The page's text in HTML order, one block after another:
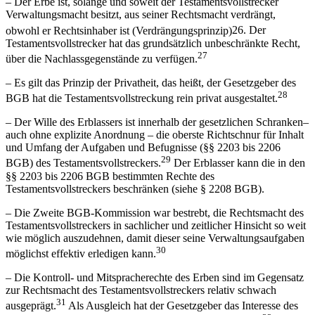
Verwaltungsmacht besitzt, aus seiner Rechtsmacht verdrängt,
obwohl er Rechtsinhaber ist (Verdrängungsprinzip)26. Der
Testamentsvollstrecker hat das grundsätzlich unbeschränkte Recht,
über die Nachlassgegenstände zu verfügen.27
– Es gilt das Prinzip der Privatheit, das heißt, der Gesetzgeber des
BGB hat die Testamentsvollstreckung rein privat ausgestaltet.28
– Der Wille des Erblassers ist innerhalb der gesetzlichen Schranken–
auch ohne explizite Anordnung – die oberste Richtschnur für Inhalt
und Umfang der Aufgaben und Befugnisse (§§ 2203 bis 2206
BGB) des Testamentsvollstreckers.29 Der Erblasser kann die in den
§§ 2203 bis 2206 BGB bestimmten Rechte des
Testamentsvollstreckers beschränken (siehe § 2208 BGB).
– Die Zweite BGB-Kommission war bestrebt, die Rechtsmacht des
Testamentsvollstreckers in sachlicher und zeitlicher Hinsicht so weit
wie möglich auszudehnen, damit dieser seine Verwaltungsaufgaben
möglichst effektiv erledigen kann.30
– Die Kontroll- und Mitspracherechte des Erben sind im Gegensatz
zur Rechtsmacht des Testamentsvollstreckers relativ schwach
ausgeprägt.31 Als Ausgleich hat der Gesetzgeber das Interesse des